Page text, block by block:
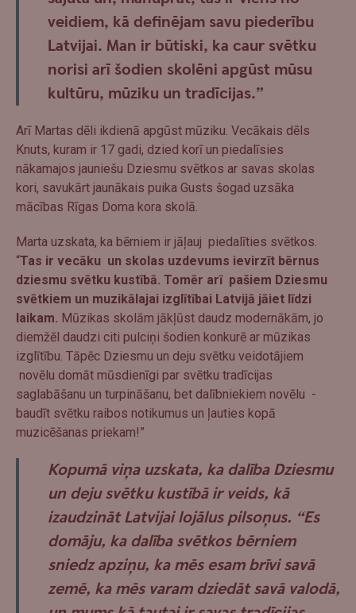
veidiem, kā definējam savu piederību
Latvijai. Man ir būtiski, ka caur svētku
norisi arī šodien skolēni apgūst mūsu
kultūru, mūziku un tradīcijas.”
Arī Martas dēli ikdienā apgūst mūziku. Vecākais dēls
Knuts, kuram ir 17 gadi, dzied korī un piedalīsies
nākamajos jauniešu Dziesmu svētkos ar savas skolas
kori, savukārt jaunākais puika Gusts šogad uzsāka
mācības Rīgas Doma kora skolā.
Marta uzskata, ka bērniem ir jāļauj piedalīties svētkos.
“Tas ir vecāku un skolas uzdevums ievirzīt bērnus
dziesmu svētku kustībā. Tomēr arī pašiem Dziesmu
svētkiem un muzikālajai izglītībai Latvijā jāiet līdzi
laikam. Mūzikas skolām jākļūst daudz modernākām, jo
diemžēl daudzi citi pulciņi šodien konkurē ar mūzikas
izglītību. Tāpēc Dziesmu un deju svētku veidotājiem
novēlu domāt mūsdienīgi par svētku tradīcijas
saglabāšanu un turpināšanu, bet dalībniekiem novēlu -
baudīt svētku raibos notikumus un ļauties kopā
muzicēšanas priekam!”
Kopumā viņa uzskata, ka dalība Dziesmu
un deju svētku kustībā ir veids, kā
izaudzināt Latvijai lojālus pilsoņus. “Es
domāju, ka dalība svētkos bērniem
sniedz apziņu, ka mēs esam brīvi savā
zemē, ka mēs varam dziedāt savā valodā,